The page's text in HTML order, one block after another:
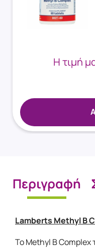
Η τιμή
Περιγραφή
Lamberts Methyl B
To Methyl B Complex